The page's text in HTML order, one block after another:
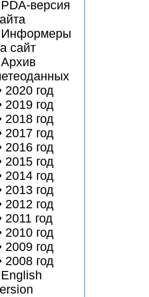
PDA-версия
Информеры
сайт
Архив
2020 год
2019 год
2018 год
2017 год
2016 год
2015 год
2014 год
2013 год
2012 год
2011 год
2010 год
2009 год
2008 год
English